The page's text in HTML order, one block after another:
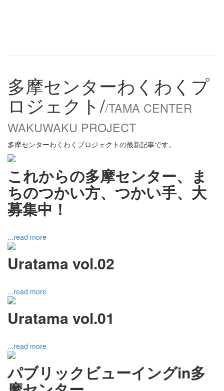
多摩センターわくわくプ
ロジェクト//TAMA CENTER
WAKUWAKU PROJECT
多摩センターわくわくプロジェクトの最新記事です。
これからの多摩センター、ま
ちのつかい方、つかい手、大
募集中！
...read more
Uratama vol.02
...read more
Uratama vol.01
...read more
パブリックビューイングin多